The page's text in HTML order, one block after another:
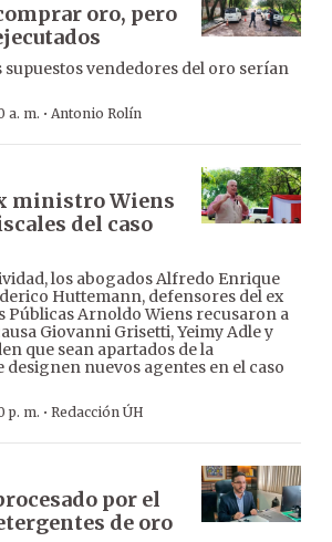
oro, pero
supuestos vendedores del oro serían
a. m. · Antonio Rolín
ministro Wiens
del caso
los abogados Alfredo Enrique
Huttemann, defensores del ex
Públicas Arnoldo Wiens recusaron a
Giovanni Grisetti, Yeimy Adle y
que sean apartados de la
designen nuevos agentes en el caso
p. m. · Redacción ÚH
por el
de oro